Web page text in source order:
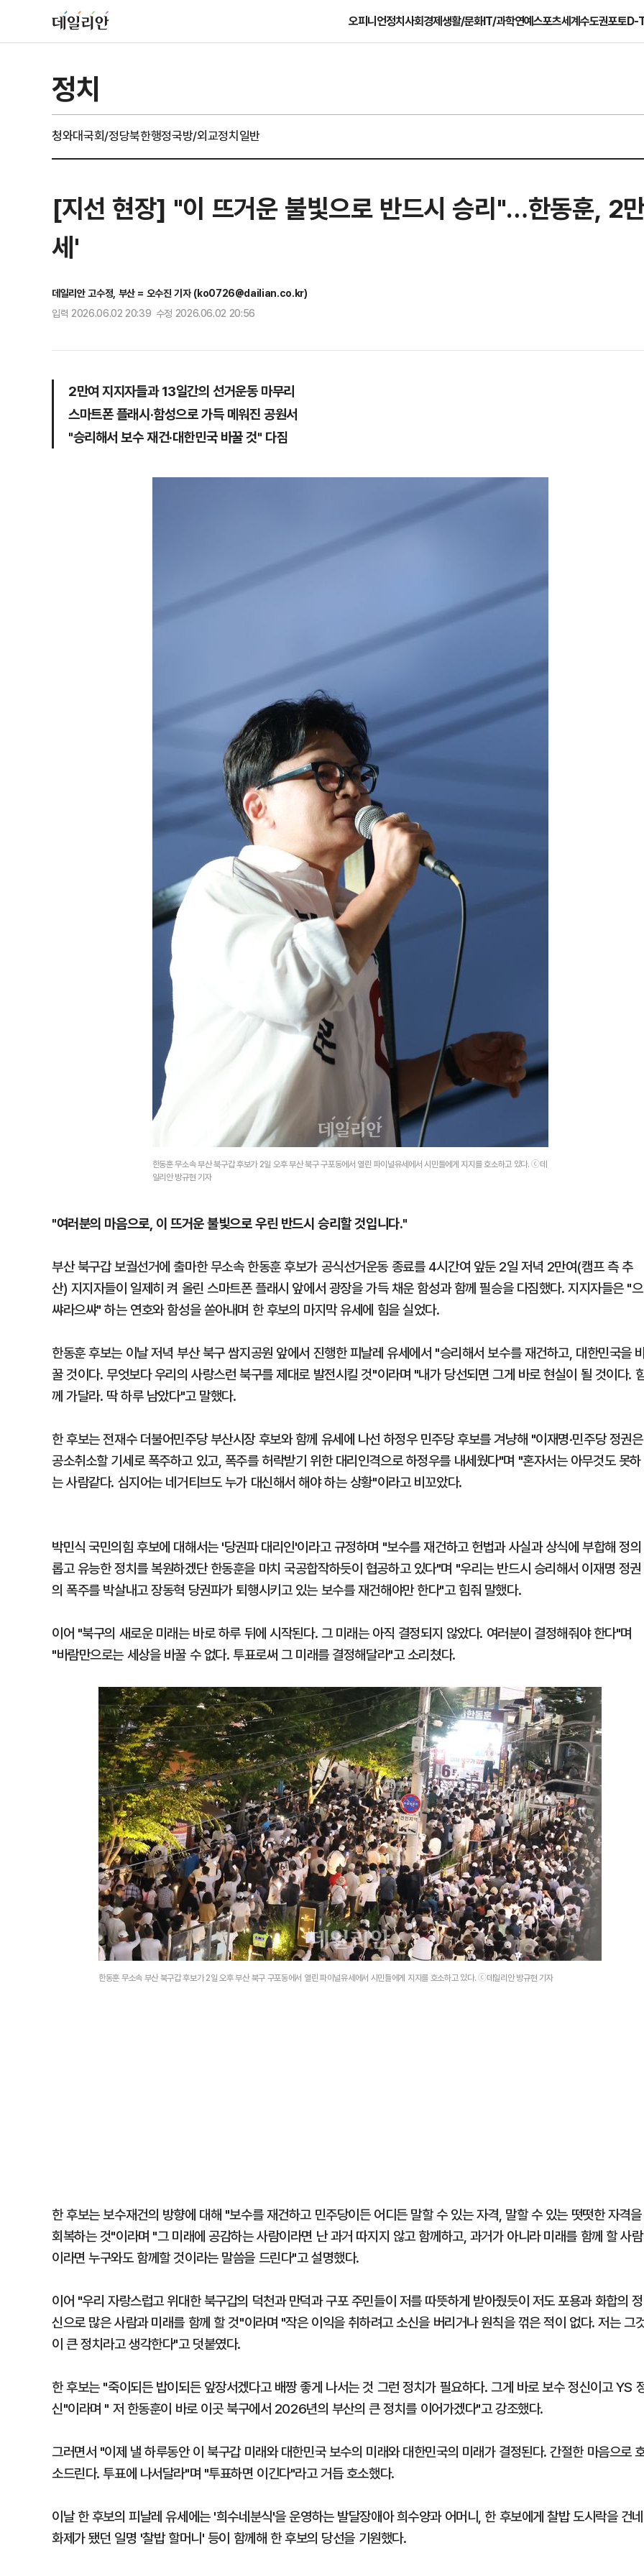
오피니언정치사회경제생활/문화IT/과학연예스포츠세계수도권포토D-
정치
청와대국회/정당북한행정국방/외교정치일반
[지선 현장] "이 뜨거운 불빛으로 반드시 승리"…한동훈, 2
세'
데일리안 고수정, 부산 = 오수진 기자 (ko0726@dailian.co.kr)
입력 2026.06.02 20:39 수정 2026.06.02 20:56
2만여 지지자들과 13일간의 선거운동 마무리
스마트폰 플래시·함성으로 가득 메워진 공원서
"승리해서 보수 재건·대한민국 바꿀 것" 다짐
한동훈 무소속 부산 북구갑 후보가 2일 오후 부산 북구 구포동에서 열린 파이널유세에서 시민들에게 지지를 호소하고 있다. ⓒ데
일리안 방규현 기자
"여러분의 마음으로, 이 뜨거운 불빛으로 우린 반드시 승리할 것입니다."
부산 북구갑 보궐선거에 출마한 무소속 한동훈 후보가 공식선거운동 종료를 4시간여 앞둔 2일 저녁 2만여(캠프 측 추
산) 지지자들이 일제히 켜 올린 스마트폰 플래시 앞에서 광장을 가득 채운 함성과 함께 필승을 다짐했다. 지지자들은 "으
쌰라으쌰" 하는 연호와 함성을 쏟아내며 한 후보의 마지막 유세에 힘을 실었다.
한동훈 후보는 이날 저녁 부산 북구 쌈지공원 앞에서 진행한 피날레 유세에서 "승리해서 보수를 재건하고, 대한민국을
꿀 것이다. 무엇보다 우리의 사랑스런 북구를 제대로 발전시킬 것"이라며 "내가 당선되면 그게 바로 현실이 될 것이다.
께 가달라. 딱 하루 남았다"고 말했다.
한 후보는 전재수 더불어민주당 부산시장 후보와 함께 유세에 나선 하정우 민주당 후보를 겨냥해 "이재명·민주당 정권은
공소취소할 기세로 폭주하고 있고, 폭주를 허락받기 위한 대리인격으로 하정우를 내세웠다"며 "혼자서는 아무것도 못하
는 사람같다. 심지어는 네거티브도 누가 대신해서 해야 하는 상황"이라고 비꼬았다.
박민식 국민의힘 후보에 대해서는 '당권파 대리인'이라고 규정하며 "보수를 재건하고 헌법과 사실과 상식에 부합해 정의
롭고 유능한 정치를 복원하겠단 한동훈을 마치 국공합작하듯이 협공하고 있다"며 "우리는 반드시 승리해서 이재명 정권
의 폭주를 박살내고 장동혁 당권파가 퇴행시키고 있는 보수를 재건해야만 한다"고 힘줘 말했다.
이어 "북구의 새로운 미래는 바로 하루 뒤에 시작된다. 그 미래는 아직 결정되지 않았다. 여러분이 결정해줘야 한다"며
"바람만으로는 세상을 바꿀 수 없다. 투표로써 그 미래를 결정해달라"고 소리쳤다.
한동훈 무소속 부산 북구갑 후보가 2일 오후 부산 북구 구포동에서 열린 파이널유세에서 시민들에게 지지를 호소하고 있다. ⓒ데일리안 방규현 기자
한 후보는 보수재건의 방향에 대해 "보수를 재건하고 민주당이든 어디든 말할 수 있는 자격, 말할 수 있는 떳떳한 자격을
회복하는 것"이라며 "그 미래에 공감하는 사람이라면 난 과거 따지지 않고 함께하고, 과거가 아니라 미래를 함께 할 사람
이라면 누구와도 함께할 것이라는 말씀을 드린다"고 설명했다.
이어 "우리 자랑스럽고 위대한 북구갑의 덕천과 만덕과 구포 주민들이 저를 따뜻하게 받아줬듯이 저도 포용과 화합의 정
신으로 많은 사람과 미래를 함께 할 것"이라며 "작은 이익을 취하려고 소신을 버리거나 원칙을 꺾은 적이 없다. 저는 그
이 큰 정치라고 생각한다"고 덧붙였다.
한 후보는 "죽이되든 밥이되든 앞장서겠다고 배짱 좋게 나서는 것 그런 정치가 필요하다. 그게 바로 보수 정신이고 YS
신"이라며 " 저 한동훈이 바로 이곳 북구에서 2026년의 부산의 큰 정치를 이어가겠다"고 강조했다.
그러면서 "이제 낼 하루동안 이 북구갑 미래와 대한민국 보수의 미래와 대한민국의 미래가 결정된다. 간절한 마음으로
소드린다. 투표에 나서달라"며 "투표하면 이긴다"라고 거듭 호소했다.
이날 한 후보의 피날레 유세에는 '희수네분식'을 운영하는 발달장애아 희수양과 어머니, 한 후보에게 찰밥 도시락을 건네
화제가 됐던 일명 '찰밥 할머니' 등이 함께해 한 후보의 당선을 기원했다.